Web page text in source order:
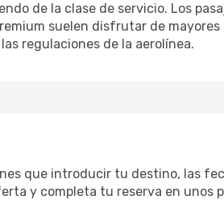
de la clase de servicio. Los
suelen disfrutar de
regulaciones de la aerolínea.
que introducir tu destino, las
y completa tu reserva en unos